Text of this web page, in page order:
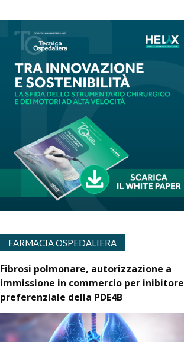
FARMACIA OSPEDALIERA
Fibrosi polmonare, autorizzazione a
immissione in commercio per inibitore
preferenziale della PDE4B